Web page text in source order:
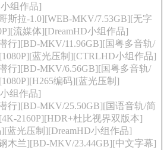
组作品]
斯拉-1.0][WEB-MKV/7.53GB][无字
流媒体][DreamHD小组作品]
行][BD-MKV/11.96GB][国粤多音轨/
蓝光压制][CTRLHD小组作品]
行][BD-MKV/6.56GB][国粤多音轨/
编码][蓝光压制]
组作品]
行][BD-MKV/25.50GB][国语音轨/简
2160P][HDR+杜比视界双版本]
蓝光压制][DreamHD小组作品]
木兰][BD-MKV/23.44GB][中文字幕]